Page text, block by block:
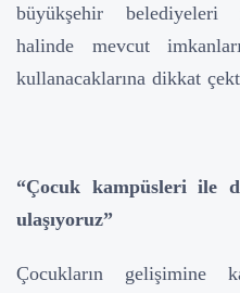
büyükşehir belediyeleri
halinde mevcut
kullanacaklarına dikkat
“Çocuk kampüsleri ile
ulaşıyoruz”
Çocukların gelişimine